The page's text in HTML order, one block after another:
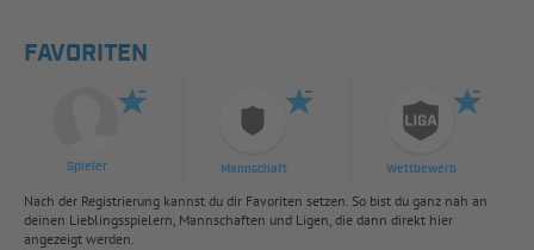
FAVORITEN
Spieler Mannschaft Wettbewerb
Nach der Registrierung kannst du dir Favoriten setzen. So bist du ganz nah an
deinen Lieblingsspielern, Mannschaften und Ligen, die dann direkt hier
angezeigt werden.